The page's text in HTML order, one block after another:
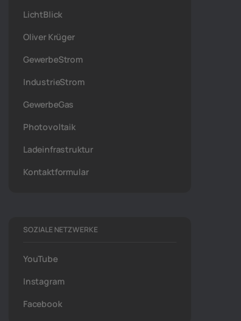
LichtBlick
Oliver Krüger
GewerbeStrom
IndustrieStrom
GewerbeGas
Photovoltaik
Ladeinfrastruktur
Kontaktformular
SOZIALE NETZWERKE
YouTube
Instagram
Facebook